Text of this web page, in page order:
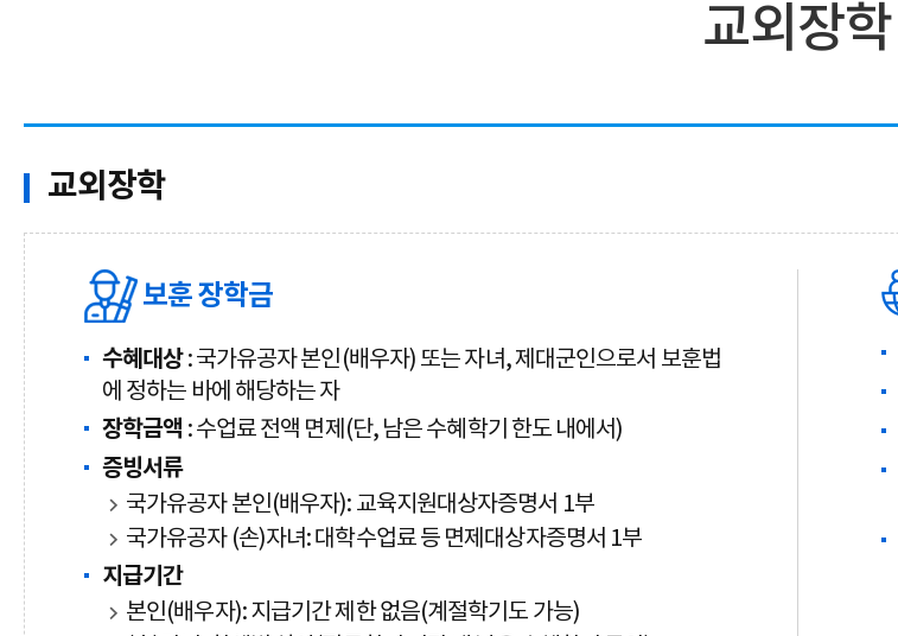
교외장학
교외장학
보훈 장학금
수혜대상: 국가유공자 본인(배우자) 또는 자녀, 제대군인으로서 보훈법
에 정하는 바에 해당하는 자
장학금액 : 수업료 전액 면제(단, 남은 수혜학기 한도 내에서)
증빙서류
국가유공자 본인(배우자): 교육지원대상자증명서 1부
국가유공자 (손)자녀: 대학수업료 등 면제대상자증명서 1부
지급기간
본인(배우자): 지급기간 제한 없음(계절학기도 가능)